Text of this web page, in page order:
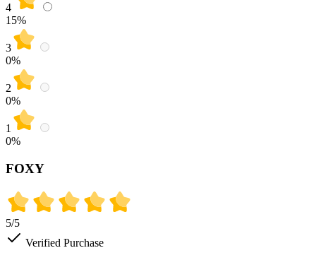
4
15%
3
0%
2
0%
1
0%
FOXY
5/5
Verified Purchase